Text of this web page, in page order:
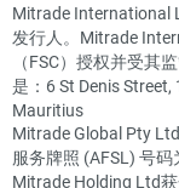
Mitrade International
发行人。Mitrade
（FSC）授权并受其
是：6 St Denis
Mauritius
Mitrade Global Pty
服务牌照 (AFSL) 号码
Mitrade Holding Ltd